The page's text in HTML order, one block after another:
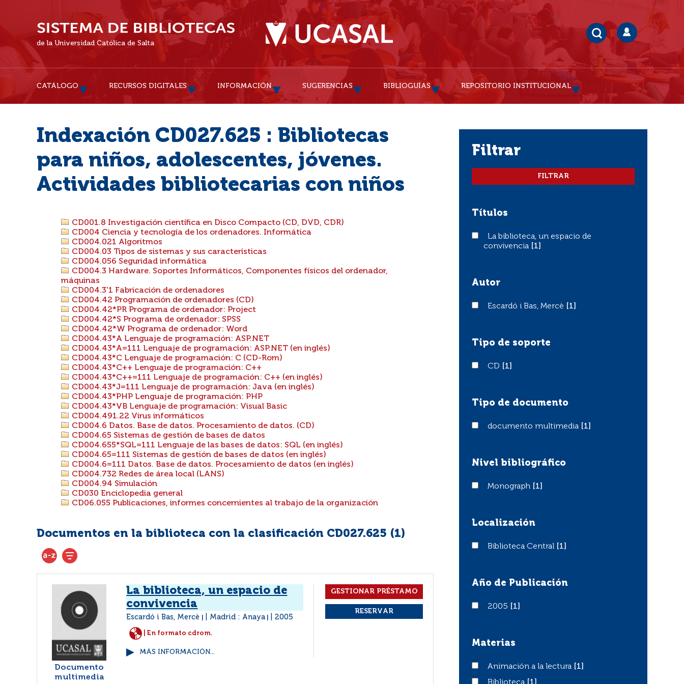
de la Universidad Católica de Salta
CATÁLOGO RECURSOS DIGITALES INFORMACIÓN SUGERENCIAS BIBLIOGUÍAS REPOSITORIO INSTITUCIONAL
Indexación CD027.625 : Bibliotecas
para niños, adolescentes, jóvenes.
Actividades bibliotecarias con niños
CD001.8 Investigación científica en Disco Compacto (CD, DVD, CDR)
CD004 Ciencia y tecnología de los ordenadores. Informática
CD004.021 Algoritmos
CD004.03 Tipos de sistemas y sus características
CD004.056 Seguridad informática
CD004.3 Hardware. Soportes Informáticos, Componentes físicos del ordenador,
máquinas
CD004.3'1 Fabricación de ordenadores
CD004.42 Programación de ordenadores (CD)
CD004.42*PR Programa de ordenador: Project
CD004.42*S Programa de ordenador: SPSS
CD004.42*W Programa de ordenador: Word
CD004.43*A Lenguaje de programación: ASP.NET
CD004.43*A=111 Lenguaje de programación: ASP.NET (en inglés)
CD004.43*C Lenguaje de programación: C (CD-Rom)
CD004.43*C++ Lenguaje de programación: C++
CD004.43*C++=111 Lenguaje de programación: C++ (en inglés)
CD004.43*J=111 Lenguaje de programación: Java (en inglés)
CD004.43*PHP Lenguaje de programación: PHP
CD004.43*VB Lenguaje de programación: Visual Basic
CD004.491.22 Virus informáticos
CD004.6 Datos. Base de datos. Procesamiento de datos. (CD)
CD004.65 Sistemas de gestión de bases de datos
CD004.655*SQL=111 Lenguaje de las bases de datos: SQL (en inglés)
CD004.65=111 Sistemas de gestión de bases de datos (en inglés)
CD004.6=111 Datos. Base de datos. Procesamiento de datos (en inglés)
CD004.732 Redes de área local (LANS)
CD004.94 Simulación
CD030 Enciclopedia general
CD06.055 Publicaciones, informes concernientes al trabajo de la organización
Documentos en la biblioteca con la clasificación CD027.625 (1)
Documento
multimedia
La biblioteca, un espacio de
convivencia
Escardó i Bas, Mercè Madrid : Anaya 2005
| En formato cdrom.
MÁS INFORMACIÓN...
filtrar
Títulos
La biblioteca, un espacio de convivencia
La biblioteca, un espacio de
convivencia
[1]
Autor
Escardó i Bas, Mercè
Escardó i Bas, Mercè [1]
Tipo de soporte
CD CD [1]
Tipo de documento
documento multimedia
documento multimedia [1]
Nivel bibliográfico
Monograph
Monograph [1]
Localización
Biblioteca Central
Biblioteca Central [1]
Año de Publicación
20052005 [1]
Materias
Animación a la lectura
Animación a la lectura
[1]